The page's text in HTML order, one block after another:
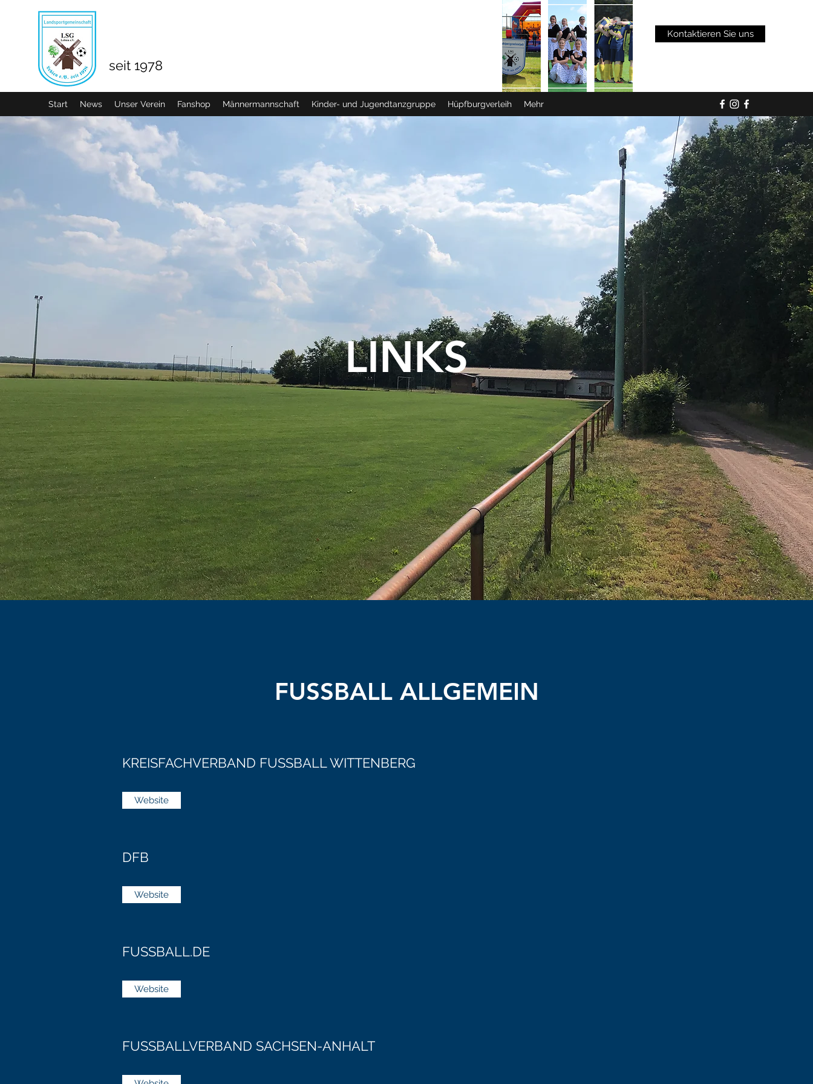
seit 1978
Kontaktieren Sie uns
Start News Unser Verein Fanshop Männermannschaft Kinder- und Jugendtanzgruppe Hüpfburgverleih Mehr
LINKS
FUSSBALL ALLGEMEIN
KREISFACHVERBAND FUSSBALL WITTENBERG
Website
DFB
Website
FUSSBALL.DE
Website
FUSSBALLVERBAND SACHSEN-ANHALT